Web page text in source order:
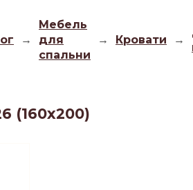
→
Мебель
для
спальни
→ Кровати →
(160х200)